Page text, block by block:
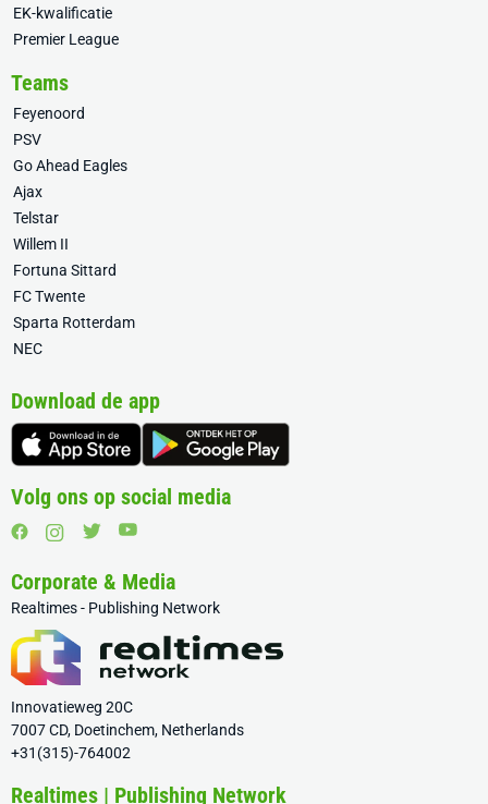
EK-kwalificatie
Premier League
Teams
Feyenoord
PSV
Go Ahead Eagles
Ajax
Telstar
Willem II
Fortuna Sittard
FC Twente
Sparta Rotterdam
NEC
Download de app
Volg ons op social media
Corporate & Media
Realtimes - Publishing Network
Innovatieweg 20C
7007 CD, Doetinchem, Netherlands
+31(315)-764002
Realtimes | Publishing Network